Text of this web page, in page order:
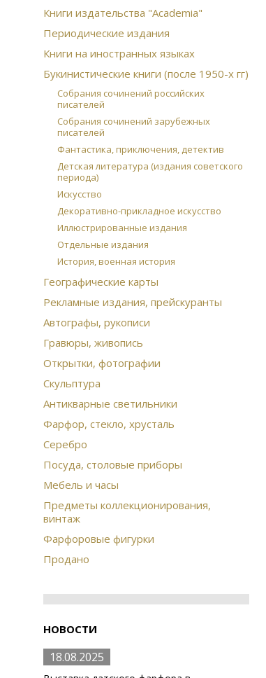
Книги издательства "Academia"
Периодические издания
Книги на иностранных языках
Букинистические книги (после 1950-х гг)
Собрания сочинений российских
писателей
Собрания сочинений зарубежных
писателей
Фантастика, приключения, детектив
Детская литература (издания советского
периода)
Искусство
Декоративно-прикладное искусство
Иллюстрированные издания
Отдельные издания
История, военная история
Географические карты
Рекламные издания, прейскуранты
Автографы, рукописи
Гравюры, живопись
Открытки, фотографии
Скульптура
Антикварные светильники
Фарфор, стекло, хрусталь
Серебро
Посуда, столовые приборы
Мебель и часы
Предметы коллекционирования,
винтаж
Фарфоровые фигурки
Продано
НОВОСТИ
18.08.2025